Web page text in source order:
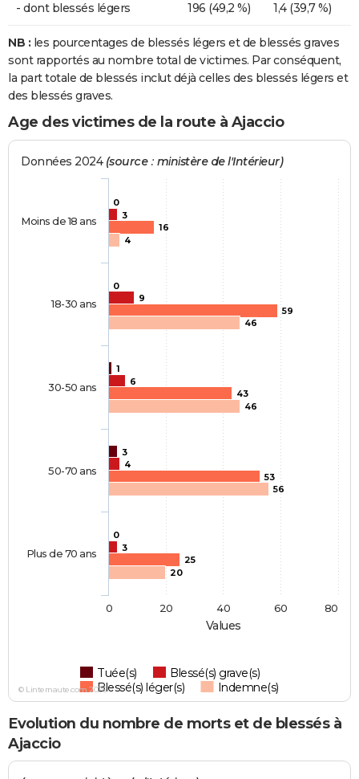
- dont blessés légers 196 (49,2 %) 1,4 (39,7 %)
NB : les pourcentages de blessés légers et de blessés graves
sont rapportés au nombre total de victimes. Par conséquent,
la part totale de blessés inclut déjà celles des blessés légers et
des blessés graves.
Age des victimes de la route à Ajaccio
Values
Données 2024 (source : ministère de l'Intérieur)
0
0
1
3
0
3
9
6
4
3
16
59
43
53
25
4
46
46
56
20
Tuée(s)
Blessé(s) grave(s)
Blessé(s) léger(s)
Indemne(s)
Moins de 18 ans
18-30 ans
30-50 ans
50-70 ans
Plus de 70 ans
0 20 40 60 80
© Linternaute.com 2026
Evolution du nombre de morts et de blessés à
Ajaccio